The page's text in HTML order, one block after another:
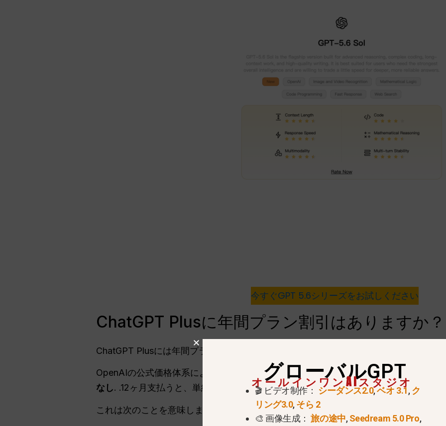
今すぐGPT 5.6シリーズをお試しください
ChatGPT Plusに年間プラン割引はありますか？
ChatGPT Plusには年間プラン割引はありません。.
OpenAIの公式価格体系によると、ChatGPT Plusの価格は以下の通りです。
なし. .12ヶ月支払うと、単純に総費用は年間$240, である。貯蓄ゼロ長期的なコミッ
これは次のことを意味します：
グローバルGPT
オールインワンAIスタジオ
🎬 ビデオ制作： シーダンス2.0,ベオ 3.1,ク
リング3.0,そら 2
🎨 画像生成：旅の途中,Seedream 5.0 Pro,